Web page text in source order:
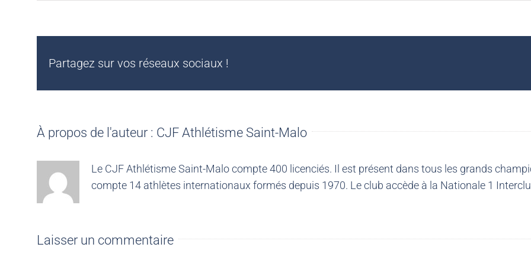
Partagez sur vos réseaux sociaux !
À propos de l'auteur : CJF Athlétisme Saint-Malo
Le CJF Athlétisme Saint-Malo compte 400 licenciés. Il est présent dans tous les grands
compte 14 athlètes internationaux formés depuis 1970. Le club accède à la Nationale 1
Laisser un commentaire